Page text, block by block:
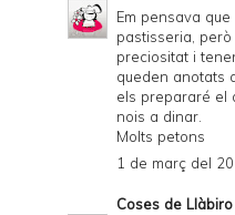
Em pensava
pastisseria,
preciositat i
queden anotats
els prepararé el
nois a dinar.
Molts petons
1 de març del
Coses de Llàbiro